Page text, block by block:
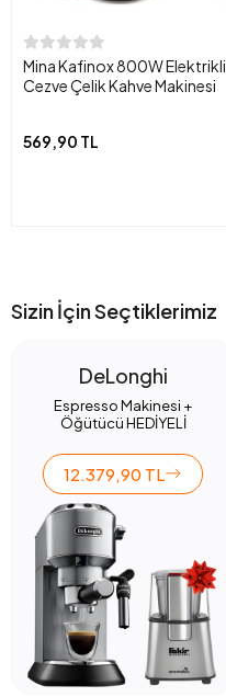
Mina Kafinox 800W Elektrikli
Cezve Çelik Kahve Makinesi
569,90 TL
Sizin İçin Seçtiklerimiz
DeLonghi
Espresso Makinesi +
Öğütücü HEDİYELİ
12.379,90 TL